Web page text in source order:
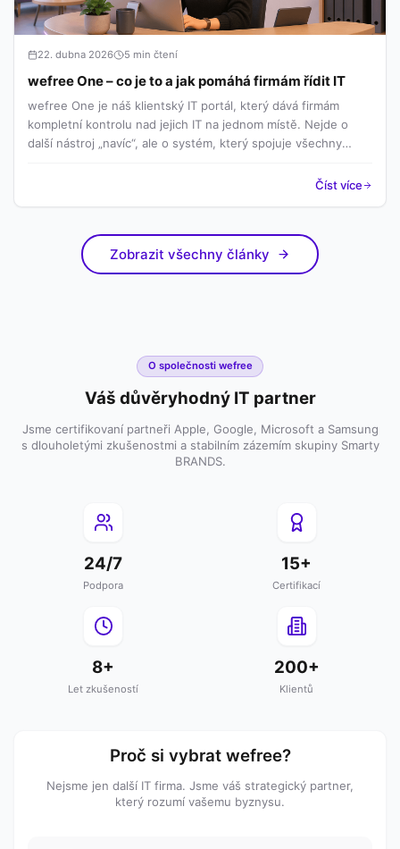
22. dubna 2026 5 min čtení
wefree One – co je to a jak pomáhá firmám řídit IT
wefree One je náš klientský IT portál, který dává firmám
kompletní kontrolu nad jejich IT na jednom místě. Nejde o
další nástroj „navíc“, ale o systém, který spojuje všechny
Číst více
Zobrazit všechny články
O společnosti wefree
Váš důvěryhodný IT partner
Jsme certifikovaní partneři Apple, Google, Microsoft a Samsung
s dlouholetými zkušenostmi a stabilním zázemím skupiny Smarty
BRANDS.
24/7
Podpora
15+
Certifikací
8+
Let zkušeností
200+
Klientů
Proč si vybrat wefree?
Nejsme jen další IT firma. Jsme váš strategický partner,
který rozumí vašemu byznysu.